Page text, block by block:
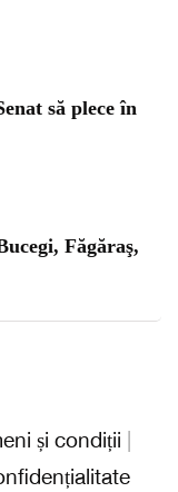
să plece în
Făgăraş,
și condiții